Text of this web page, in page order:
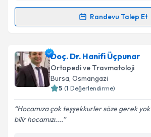
kapsamda işlenmesini kabul
Randevu Talep Et
Randevu Takvimi Talebi
Doç. Dr. Ali Öneriçin randevu
oluşturun. Size bu uzmandan randevu
takvim hazırlandığında e-posta ile
Doç. Dr. Hanifi Üçpunar
Ortopedi ve Travmatoloji
Bursa, Osmangazi
5 (1 Değerlendirme)
Hocamıza çok teşşekkurler söze gerek
bilir hocamızı....